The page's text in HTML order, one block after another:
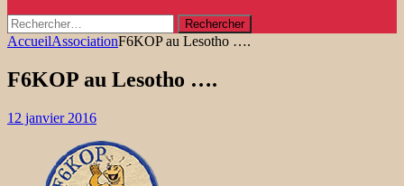
Rechercher :
AccueilAssociationF6KOP au Lesotho ….
F6KOP au Lesotho ….
12 janvier 2016